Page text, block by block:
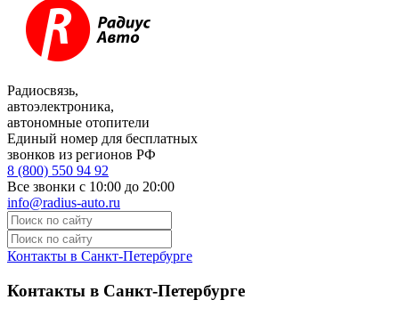
Радиосвязь,
автоэлектроника,
автономные отопители
Единый номер для бесплатных
звонков из регионов РФ
8 (800) 550 94 92
Все звонки с 10:00 до 20:00
info@radius-auto.ru
Контакты в Санкт-Петербурге
Контакты в Санкт-Петербурге